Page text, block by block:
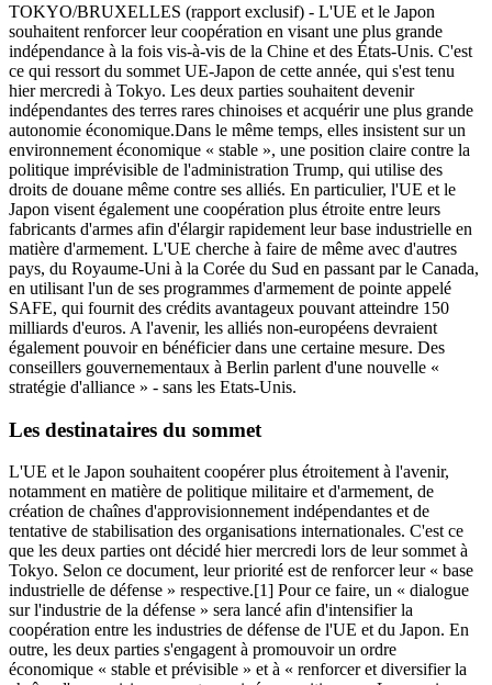
TOKYO/BRUXELLES (rapport exclusif) - L'UE et le Japon
souhaitent renforcer leur coopération en visant une plus grande
indépendance à la fois vis-à-vis de la Chine et des États-Unis. C'est
ce qui ressort du sommet UE-Japon de cette année, qui s'est tenu
hier mercredi à Tokyo. Les deux parties souhaitent devenir
indépendantes des terres rares chinoises et acquérir une plus grande
autonomie économique.Dans le même temps, elles insistent sur un
environnement économique « stable », une position claire contre la
politique imprévisible de l'administration Trump, qui utilise des
droits de douane même contre ses alliés. En particulier, l'UE et le
Japon visent également une coopération plus étroite entre leurs
fabricants d'armes afin d'élargir rapidement leur base industrielle en
matière d'armement. L'UE cherche à faire de même avec d'autres
pays, du Royaume-Uni à la Corée du Sud en passant par le Canada,
en utilisant l'un de ses programmes d'armement de pointe appelé
SAFE, qui fournit des crédits avantageux pouvant atteindre 150
milliards d'euros. A l'avenir, les alliés non-européens devraient
également pouvoir en bénéficier dans une certaine mesure. Des
conseillers gouvernementaux à Berlin parlent d'une nouvelle «
stratégie d'alliance » - sans les Etats-Unis.
Les destinataires du sommet
L'UE et le Japon souhaitent coopérer plus étroitement à l'avenir,
notamment en matière de politique militaire et d'armement, de
création de chaînes d'approvisionnement indépendantes et de
tentative de stabilisation des organisations internationales. C'est ce
que les deux parties ont décidé hier mercredi lors de leur sommet à
Tokyo. Selon ce document, leur priorité est de renforcer leur « base
industrielle de défense » respective.[1] Pour ce faire, un « dialogue
sur l'industrie de la défense » sera lancé afin d'intensifier la
coopération entre les industries de défense de l'UE et du Japon. En
outre, les deux parties s'engagent à promouvoir un ordre
économique « stable et prévisible » et à « renforcer et diversifier la